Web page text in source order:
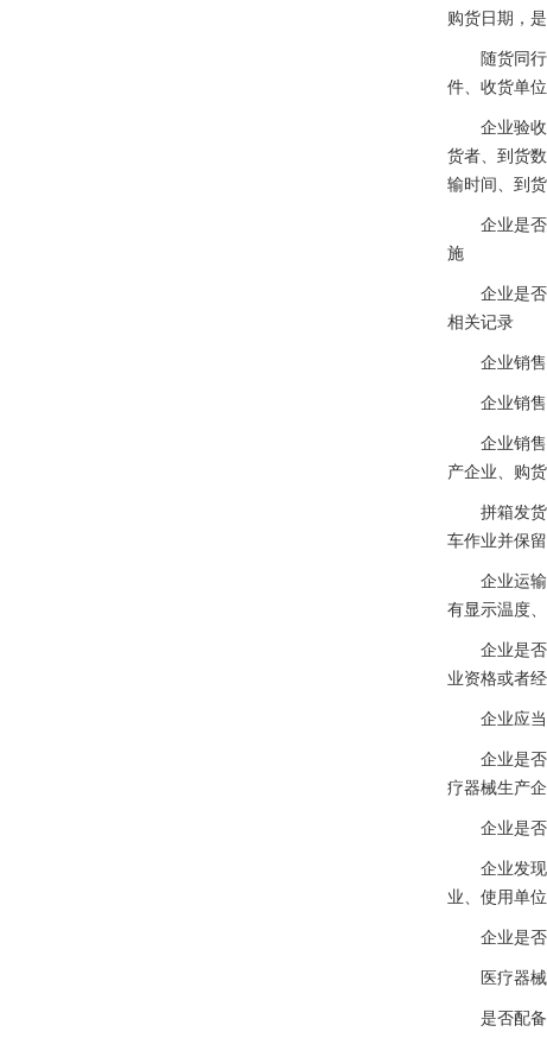
购货日期，
随货同行单
件、收货单
企业验收记
货者、到货
输时间、到
企业是否建
施
企业是否对
相关记录
企业销售人
企业销售前
企业销售记
产企业、购
拼箱发货的
车作业并保
企业运输医
有显示温度
企业是否与
业资格或者
企业应当加
企业是否制
疗器械生产
企业是否
企业发现所
业、使用单
企业是否
医疗器械使
是否配备医